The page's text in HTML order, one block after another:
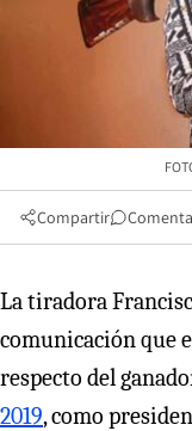
Compartir
La tiradora
comunicación que
respecto del
2019, como